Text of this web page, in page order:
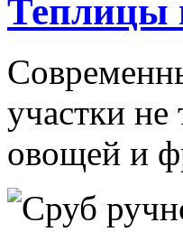
Теплицы
участки
овощей и